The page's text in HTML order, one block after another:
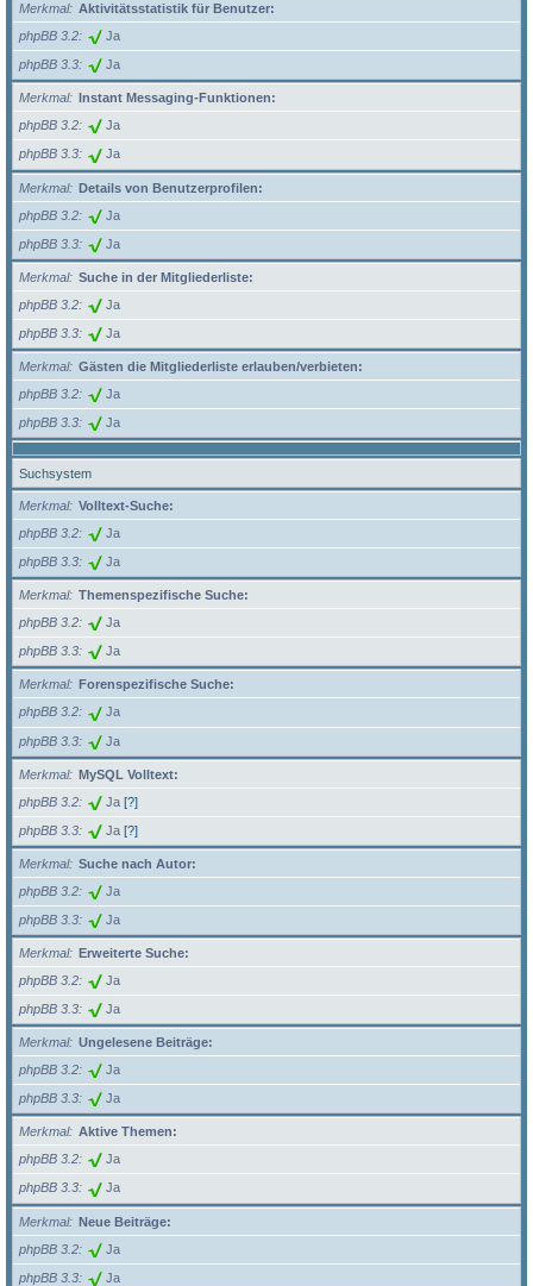
Merkmal
Aktivitätsstatistik für Benutzer:
phpBB 3.2
Ja
phpBB 3.3 Ja
Merkmal
Instant Messaging-Funktionen:
phpBB 3.2
Ja
phpBB 3.3 Ja
Merkmal
Details von Benutzerprofilen:
phpBB 3.2
Ja
phpBB 3.3 Ja
Merkmal
Suche in der Mitgliederliste:
phpBB 3.2
Ja
phpBB 3.3 Ja
Merkmal
Gästen die Mitgliederliste erlauben/verbieten:
phpBB 3.2
Ja
phpBB 3.3 Ja
Suchsystem
Merkmal
Volltext-Suche:
phpBB 3.2
Ja
phpBB 3.3 Ja
Merkmal
Themenspezifische Suche:
phpBB 3.2
Ja
phpBB 3.3 Ja
Merkmal
Forenspezifische Suche:
phpBB 3.2
Ja
phpBB 3.3 Ja
Merkmal
MySQL Volltext:
phpBB 3.2
Ja [?]
phpBB 3.3 Ja [?]
Merkmal
Suche nach Autor:
phpBB 3.2
Ja
phpBB 3.3 Ja
Merkmal
Erweiterte Suche:
phpBB 3.2
Ja
phpBB 3.3 Ja
Merkmal
Ungelesene Beiträge:
phpBB 3.2
Ja
phpBB 3.3 Ja
Merkmal
Aktive Themen:
phpBB 3.2
Ja
phpBB 3.3 Ja
Merkmal
Neue Beiträge:
phpBB 3.2
Ja
phpBB 3.3 Ja